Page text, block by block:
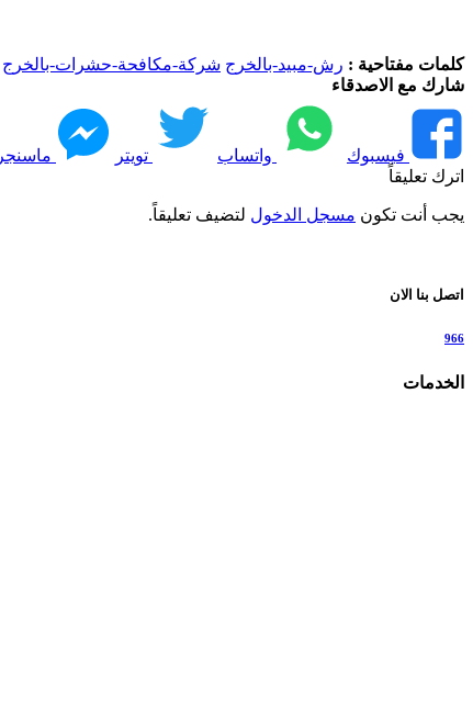
كلمات مفتاحية : رش-مبيد-بالخرج شركة-مكافحة-حشرات-بالخرج
شارك مع الاصدقاء
فيسبوك واتساب تويتر ماسنجر
اترك تعليقاً
يجب أنت تكون مسجل الدخول لتضيف تعليقاً.
اتصل بنا الان
966
الخدمات